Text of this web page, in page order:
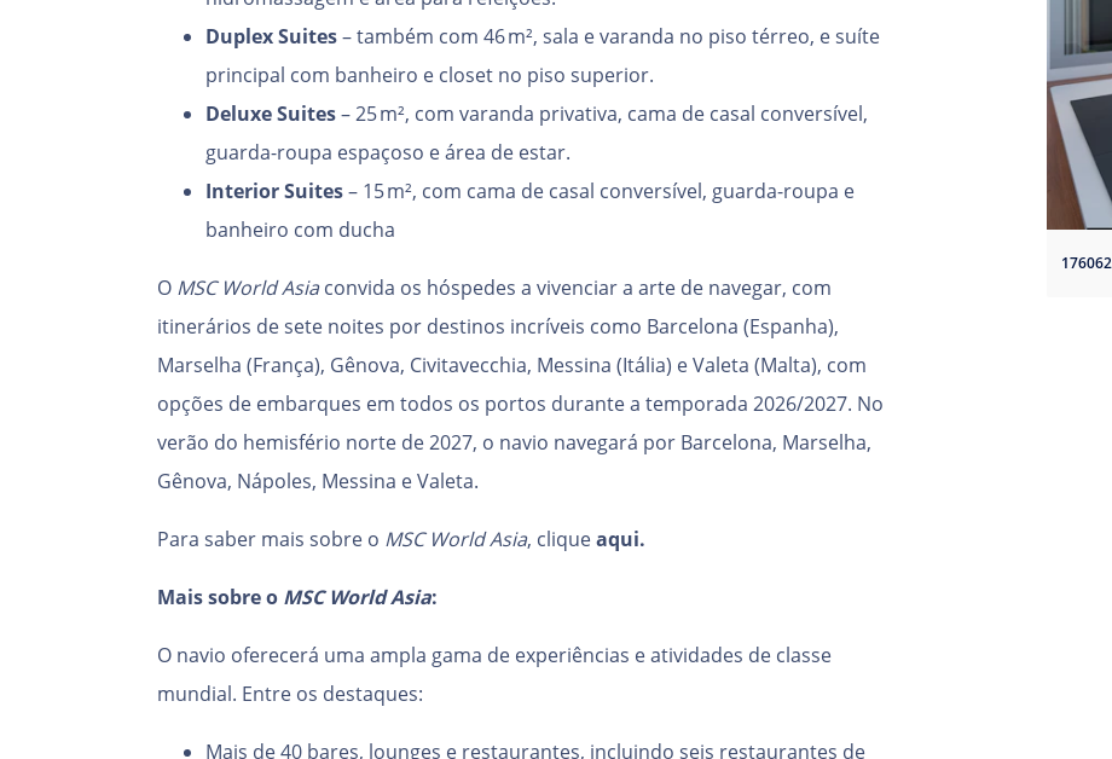
Duplex Suites– também com 46 m², sala e varanda no piso térreo, e suíte
principal com banheiro e closet no piso superior.
Deluxe Suites– 25 m², com varanda privativa, cama de casal conversível,
guarda-roupa espaçoso e área de estar.
Interior Suites– 15 m², com cama de casal conversível, guarda-roupa e
banheiro com ducha
O MSC World Asiaconvida os hóspedes a vivenciar a arte de navegar, com
itinerários de sete noites por destinos incríveis como Barcelona (Espanha),
Marselha (França), Gênova, Civitavecchia, Messina (Itália) e Valeta (Malta), com
opções de embarques em todos os portos durante a temporada 2026/2027. No
verão do hemisfério norte de 2027, o navio navegará por Barcelona, Marselha,
Gênova, Nápoles, Messina e Valeta.
Para saber mais sobre o MSC World Asia, cliqueaqui.
Mais sobre o MSC World Asia:
O navio oferecerá uma ampla gama de experiências e atividades de classe
mundial. Entre os destaques:
Mais de 40 bares, lounges e restaurantes, incluindo seis restaurantes de